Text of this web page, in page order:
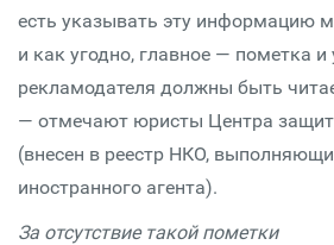
есть указывать эту информацию
и как угодно, главное — пометка и
рекламодателя должны быть
— отмечают юристы Центра
(внесен в реестр НКО,
иностранного агента).
За отсутствие такой пометки